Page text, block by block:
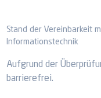
Stand der Vereinbarkeit
Informationstechnik
Aufgrund der
barrierefrei.